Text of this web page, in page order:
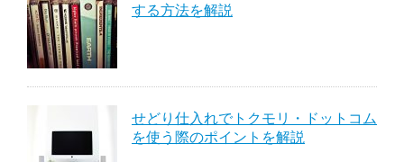
する方法を解説
せどり仕入れでトクモリ・ドットコム
を使う際のポイントを解説